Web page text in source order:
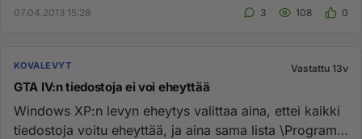
07.04.2013 15:28 3 108 0
KOVALEVYT Vastattu 13v
GTA IV:n tiedostoja ei voi eheyttää
Windows XP:n levyn eheytys valittaa aina, ettei kaikki
tiedostoja voitu eheyttää, ja aina sama lista \Program